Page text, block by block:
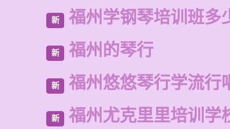
新 福州学钢琴培训班多
新 福州的琴行
新 福州悠悠琴行学流行
新 福州尤克里里培训学